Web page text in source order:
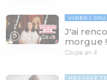
29:46
VIDÉO
J'ai
morgue
Coupé en 4
MESSAGE